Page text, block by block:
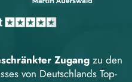
Zugang zu den
von Deutschlands Top-